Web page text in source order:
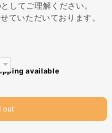
してご理解ください。
ていただいております。
available
out